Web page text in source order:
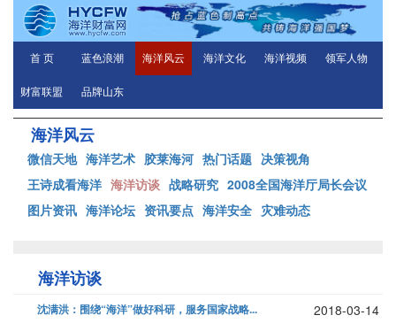
首 页 蓝色浪潮 海洋风云 海洋文化 海洋视频 领军人物
财富联盟 品牌山东
海洋风云
微信天地 海洋艺术 胶莱海河 热门话题 决策视角
王诗成看海洋 海洋访谈 战略研究 2008全国海洋厅局长会议
图片资讯 海洋论坛 资讯要点 海洋安全 灾难动态
海洋访谈
沈满洪：围绕“海洋”做好科研，服务国家战略... 2018-03-14